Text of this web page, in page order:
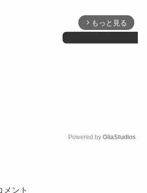
arrow_forward_ios もっと見る
Powered by GliaStudios